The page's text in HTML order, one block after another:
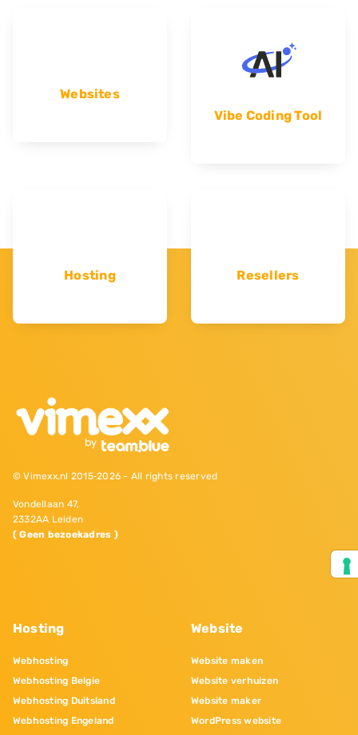
Websites
Vibe Coding Tool
Hosting Resellers
© Vimexx.nl 2015‐2026 - All rights reserved
Vondellaan 47,
2332AA Leiden
( Geen bezoekadres )
Hosting
Webhosting
Webhosting Belgie
Webhosting Duitsland
Webhosting Engeland
Website
Website maken
Website verhuizen
Website maker
WordPress website